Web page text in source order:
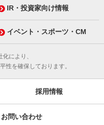
IR・投資家向け情報
イベント・スポーツ・CM
により、
性を確保しております。
採用情報
問い合わせ